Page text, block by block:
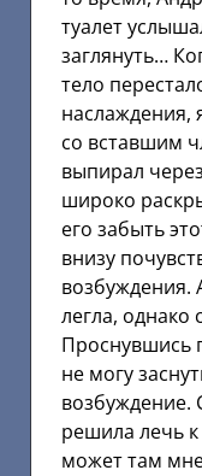
туалет
заглянуть…
тело
наслаждения,
со вставшим
выпирал
широко
его забыть
внизу
возбуждения.
легла, однако
Проснувшись
не могу
возбуждение.
решила лечь
может там